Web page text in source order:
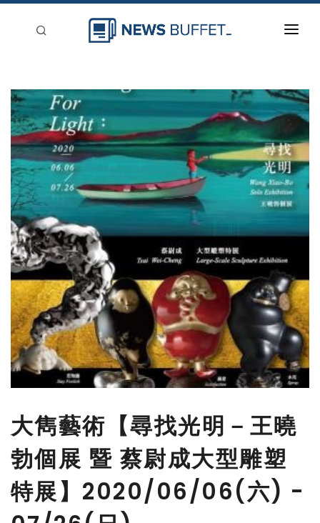
新聞稿分類
登入
刊登
大雋藝術【尋找光明－王曉
勃個展 暨 蔡尉成大型雕塑
特展】2020/06/06(六) -